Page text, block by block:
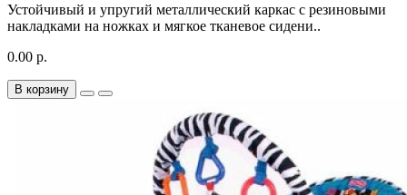
Устойчивый и упругий металлический каркас с резиновыми
накладками на ножках и мягкое тканевое сидени..
0.00 р.
В корзину